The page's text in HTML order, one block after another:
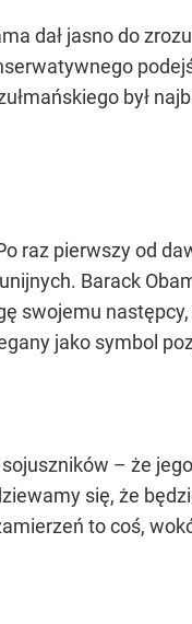
dał jasno do
był
raz pierwszy od
Barack
swojemu
jako symbol
– że
się, że
to coś,